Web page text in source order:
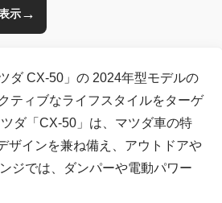
示→
ダ CX-50」の 2024年型モデルの
ティブなライフスタイルをターゲ
ダ「CX-50」は、マツダ車の特
ザインを兼ね備え、アウトドアや
ジでは、ダンパーや電動パワー